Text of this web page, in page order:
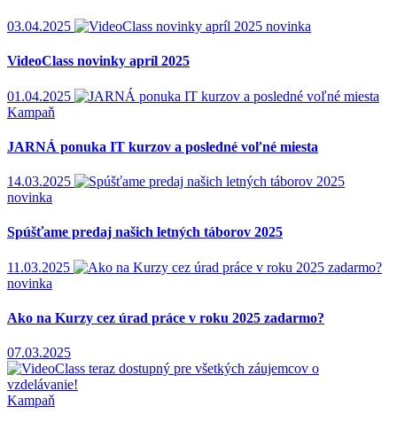
03.04.2025 novinka
VideoClass novinky apríl 2025
01.04.2025
Kampaň
JARNÁ ponuka IT kurzov a posledné voľné miesta
14.03.2025
novinka
Spúšťame predaj našich letných táborov 2025
11.03.2025
novinka
Ako na Kurzy cez úrad práce v roku 2025 zadarmo?
07.03.2025
Kampaň